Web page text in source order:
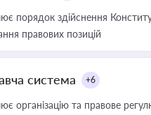
порядок здійснення
правових позицій
система +6
організацію та правове